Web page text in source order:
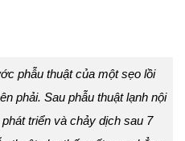
phẫu thuật của một sẹo lồi
phải. Sau phẫu thuật lạnh nội
triển và chảy dịch sau 7